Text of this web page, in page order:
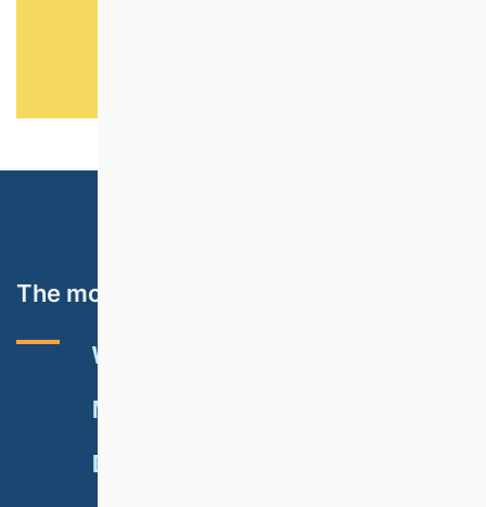
The most important topics
VHB RATING 2024
NEWSLETTER
DONATE